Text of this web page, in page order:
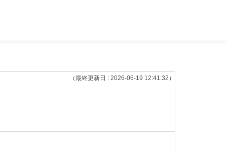
（最終更新日 : 2026-06-19 12:41:32）